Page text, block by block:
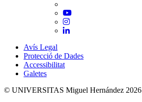
YouTube
Instagram
LinkedIn
Avís Legal
Protecció de Dades
Accessibilitat
Galetes
© UNIVERSITAS Miguel Hernández 2026